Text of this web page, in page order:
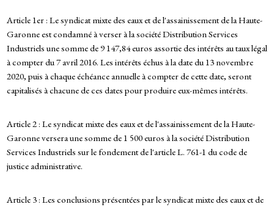
Article 1er : Le syndicat mixte des eaux et de l'assainissement de la Haute-
Garonne est condamné à verser à la société Distribution Services
Industriels une somme de 9 147,84 euros assortie des intérêts au taux légal
à compter du 7 avril 2016. Les intérêts échus à la date du 13 novembre
2020, puis à chaque échéance annuelle à compter de cette date, seront
capitalisés à chacune de ces dates pour produire eux-mêmes intérêts.
Article 2 : Le syndicat mixte des eaux et de l'assainissement de la Haute-
Garonne versera une somme de 1 500 euros à la société Distribution
Services Industriels sur le fondement de l'article L. 761-1 du code de
justice administrative.
Article 3 : Les conclusions présentées par le syndicat mixte des eaux et de